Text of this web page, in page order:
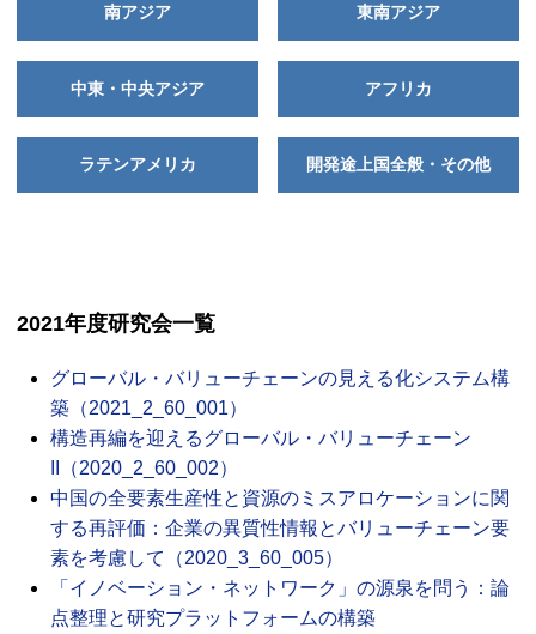
南アジア 東南アジア
中東・中央アジア アフリカ
ラテンアメリカ 開発途上国全般・その他
2021年度研究会一覧
グローバル・バリューチェーンの見える化システム構
築（2021_2_60_001）
構造再編を迎えるグローバル・バリューチェーン
II（2020_2_60_002）
中国の全要素生産性と資源のミスアロケーションに関
する再評価：企業の異質性情報とバリューチェーン要
素を考慮して（2020_3_60_005）
「イノベーション・ネットワーク」の源泉を問う：論
点整理と研究プラットフォームの構築